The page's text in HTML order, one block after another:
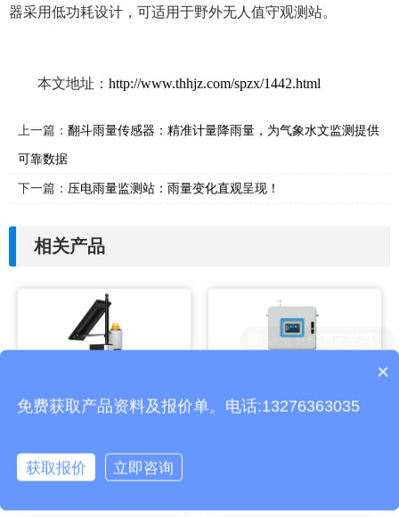
器采用低功耗设计，可适用于野外无人值守观测站。
本文地址： http://www.thhjz.com/spzx/1442.html
上一篇： 翻斗雨量传感器：精准计量降雨量，为气象水文监测提供
可靠数据
下一篇： 压电雨量监测站：雨量变化直观呈现！
相关产品
拍照式样性诱测报仪
产品包含安装吗？
×
免费获取产品资料及报价单。电话:13276363035
获取报价 立即咨询